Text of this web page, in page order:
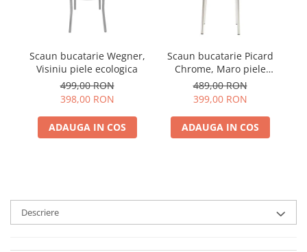
Scaun bucatarie Wegner,
Visiniu piele ecologica
499,00 RON
398,00 RON
ADAUGA IN COS
Scaun bucatarie Picard
Chrome, Maro piele
ecologica
489,00 RON
399,00 RON
ADAUGA IN COS
Descriere